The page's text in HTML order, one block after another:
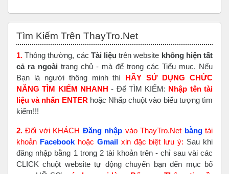
Tìm Kiếm Trên ThayTro.Net
1. Thông thường, các Tài liệu trên website không hiện tất
cả ra ngoài trang chủ - mà để trong các Tiểu mục. Nếu
Bạn là người thông minh thì HÃY SỬ DỤNG CHỨC
NĂNG TÌM KIẾM NHANH - Để TÌM KIẾM: Nhập tên tài
liệu và nhấn ENTER hoặc Nhấp chuột vào biểu tượng tìm
kiếm!!!
2. Đối với KHÁCH Đăng nhập vào ThayTro.Net bằngtài
khoản Facebook hoặc Gmailxin đặc biệt lưu ý: Sau khi
đăng nhập bằng 1 trong 2 tài khoản trên - chỉ sau vài các
CLICK chuột website tự động chuyển bạn đến mục bổ